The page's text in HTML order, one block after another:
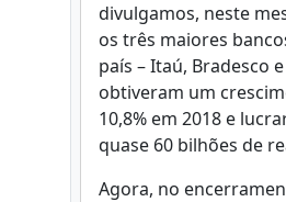
divulgamos, neste
os três maiores
país – Itaú, Bradesco
obtiveram um
10,8% em 2018 e
quase 60 bilhões de
Agora, no